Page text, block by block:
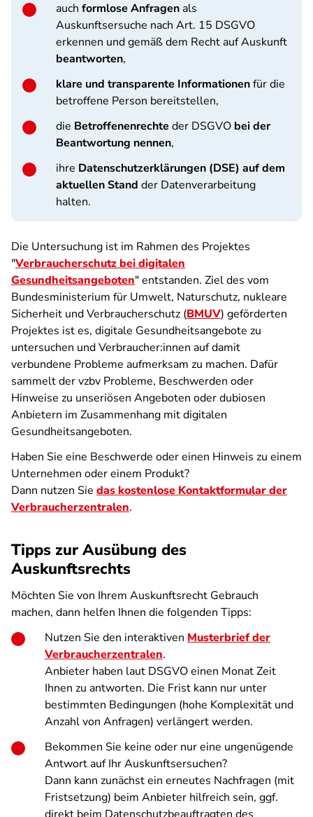
auch formlose Anfragenals
Auskunftsersuche nach Art. 15 DSGVO
erkennen und gemäß dem Recht auf Auskunft
beantworten,
klare und transparente Informationenfür die
betroffene Person bereitstellen,
die Betroffenenrechte der DSGVO bei der
Beantwortung nennen,
ihre Datenschutzerklärungen (DSE) auf dem
aktuellen Stand der Datenverarbeitung
halten.
Die Untersuchung ist im Rahmen des Projektes
"Verbraucherschutz bei digitalen
Gesundheitsangeboten" entstanden. Ziel des vom
Bundesministerium für Umwelt, Naturschutz, nukleare
Sicherheit und Verbraucherschutz (BMUV) geförderten
Projektes ist es, digitale Gesundheitsangebote zu
untersuchen und Verbraucher:innen auf damit
verbundene Probleme aufmerksam zu machen. Dafür
sammelt der vzbv Probleme, Beschwerden oder
Hinweise zu unseriösen Angeboten oder dubiosen
Anbietern im Zusammenhang mit digitalen
Gesundheitsangeboten.
Haben Sie eine Beschwerde oder einen Hinweis zu einem
Unternehmen oder einem Produkt?
Dann nutzen Sie das kostenlose Kontaktformular der
Verbraucherzentralen.
Tipps zur Ausübung des
Auskunftsrechts
Möchten Sie von Ihrem Auskunftsrecht Gebrauch
machen, dann helfen Ihnen die folgenden Tipps:
Nutzen Sie den interaktiven Musterbrief der
Verbraucherzentralen.
Anbieter haben laut DSGVO einen Monat Zeit
Ihnen zu antworten. Die Frist kann nur unter
bestimmten Bedingungen (hohe Komplexität und
Anzahl von Anfragen) verlängert werden.
Bekommen Sie keine oder nur eine ungenügende
Antwort auf Ihr Auskunftsersuchen?
Dann kann zunächst ein erneutes Nachfragen (mit
Fristsetzung) beim Anbieter hilfreich sein, ggf.